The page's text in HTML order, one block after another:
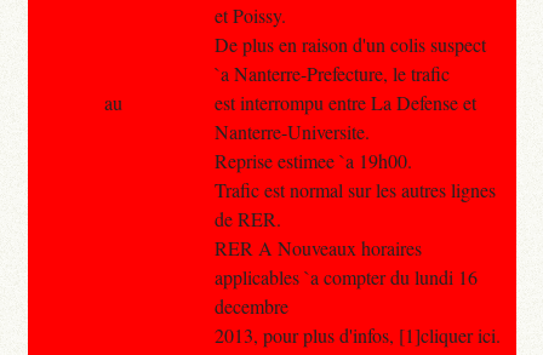
et Poissy.
De plus en raison d'un colis suspect
`a Nanterre-Prefecture, le trafic
est interrompu entre La Defense et
Nanterre-Universite.
Reprise estimee `a 19h00.
Trafic est normal sur les autres lignes
de RER.
RER A Nouveaux horaires
applicables `a compter du lundi 16
decembre
2013, pour plus d'infos, [1]cliquer ici.
au